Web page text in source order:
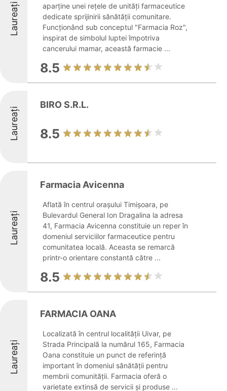
Laureați
aparține unei rețele de unități farmaceutice
dedicate sprijinirii sănătății comunitare.
Funcționând sub conceptul "Farmacia Roz",
inspirat de simbolul luptei împotriva
cancerului mamar, această farmacie ...
8.5
Laureați
BIRO S.R.L.
8.5
Laureați
Farmacia Avicenna
Aflată în centrul orașului Timișoara, pe
Bulevardul General Ion Dragalina la adresa
41, Farmacia Avicenna constituie un reper în
domeniul serviciilor farmaceutice pentru
comunitatea locală. Aceasta se remarcă
printr-o orientare constantă către ...
8.5
Laureați
FARMACIA OANA
Localizată în centrul localității Uivar, pe
Strada Principală la numărul 165, Farmacia
Oana constituie un punct de referință
important în domeniul sănătății pentru
membrii comunității. Farmacia oferă o
varietate extinsă de servicii și produse ...